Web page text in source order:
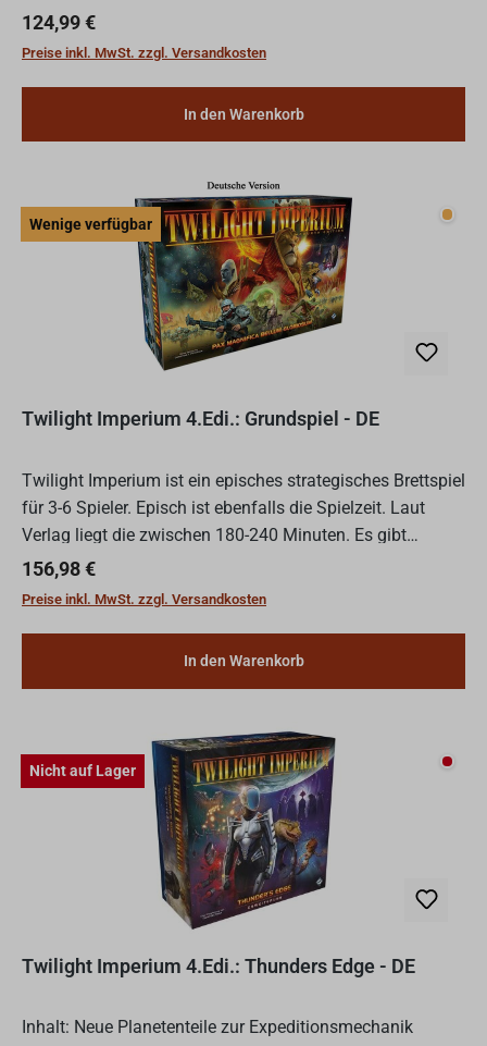
(2 – 5 Personen):In diesem Modus kämpfen 1-4
Heldenspieler der R...
Regulärer Preis:
124,99 €
Preise inkl. MwSt. zzgl. Versandkosten
In den Warenkorb
Wenige verfügbar
Twilight Imperium 4.Edi.: Grundspiel - DE
Twilight Imperium ist ein episches strategisches Brettspiel
für 3-6 Spieler. Episch ist ebenfalls die Spielzeit. Laut
Verlag liegt die zwischen 180-240 Minuten. Es gibt
Menschen, die auch schon wesentlich länger an ei...
Regulärer Preis:
156,98 €
Preise inkl. MwSt. zzgl. Versandkosten
In den Warenkorb
Nicht auf Lager Nicht
Twilight Imperium 4.Edi.: Thunders Edge - DE
Inhalt: Neue Planetenteile zur Expeditionsmechanik